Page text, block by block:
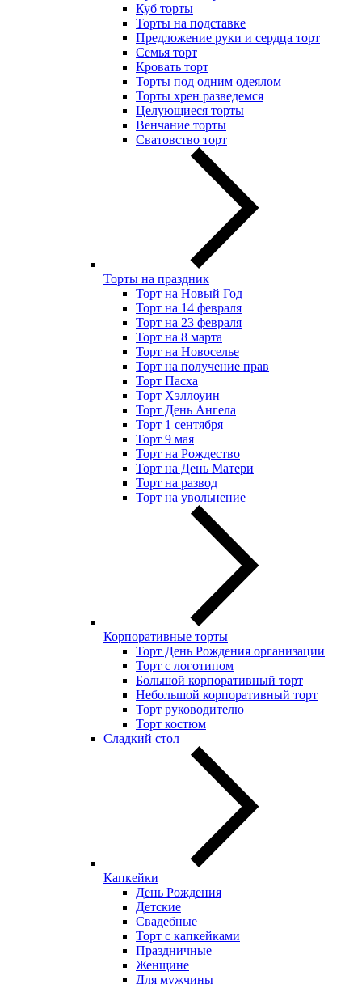
Куб торты
Торты на подставке
Предложение руки и сердца торт
Семья торт
Кровать торт
Торты под одним одеялом
Торты хрен разведемся
Целующиеся торты
Венчание торты
Сватовство торт
Торты на праздник
Торт на Новый Год
Торт на 14 февраля
Торт на 23 февраля
Торт на 8 марта
Торт на Новоселье
Торт на получение прав
Торт Пасха
Торт Хэллоуин
Торт День Ангела
Торт 1 сентября
Торт 9 мая
Торт на Рождество
Торт на День Матери
Торт на развод
Торт на увольнение
Корпоративные торты
Торт День Рождения организации
Торт с логотипом
Большой корпоративный торт
Небольшой корпоративный торт
Торт руководителю
Торт костюм
Сладкий стол
Капкейки
День Рождения
Детские
Свадебные
Торт с капкейками
Праздничные
Женщине
Для мужчины